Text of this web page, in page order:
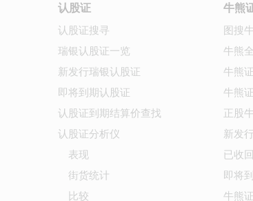
认股证
认股证搜寻
瑞银认股证一览
新发行瑞银认股证
即将到期认股证
认股证到期结算价查找
认股证分析仪
表现
街货统计
比较
牛熊
图搜
牛熊
牛熊
牛熊
正股
新发
已收
即将
牛熊